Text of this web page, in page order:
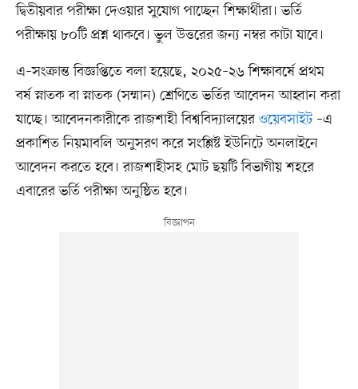
দ্বিতীয়বার পরীক্ষা দেওয়ার সুযোগ পাচ্ছেন শিক্ষার্থীরা। ভর্তি
পরীক্ষায় ৮০টি প্রশ্ন থাকবে। ভুল উত্তরের জন্য নম্বর কাটা যাবে।
এ–সংক্রান্ত বিজ্ঞপ্তিতে বলা হয়েছে, ২০২৫–২৬ শিক্ষাবর্ষে প্রথম
বর্ষ স্নাতক বা স্নাতক (সম্মান) শ্রেণিতে ভর্তির আবেদন আহ্বান করা
যাচ্ছে। আবেদনকারীকে রাজশাহী বিশ্ববিদ্যালয়ের ওয়েবসাইট–এ
প্রকাশিত নিয়মাবলি অনুসরণ করে সংশ্লিষ্ট ইউনিটে অনলাইনে
আবেদন করতে হবে। রাজশাহীসহ মোট ছয়টি বিভাগীয় শহরে
এবারের ভর্তি পরীক্ষা অনুষ্ঠিত হবে।